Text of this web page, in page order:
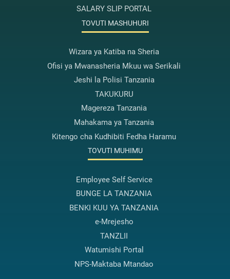
SALARY SLIP PORTAL
TOVUTI MASHUHURI
Wizara ya Katiba na Sheria
Ofisi ya Mwanasheria Mkuu wa Serikali
Jeshi la Polisi Tanzania
TAKUKURU
Magereza Tanzania
Mahakama ya Tanzania
Kitengo cha Kudhibiti Fedha Haramu
TOVUTI MUHIMU
Employee Self Service
BUNGE LA TANZANIA
BENKI KUU YA TANZANIA
e-Mrejesho
TANZLII
Watumishi Portal
NPS-Maktaba Mtandao